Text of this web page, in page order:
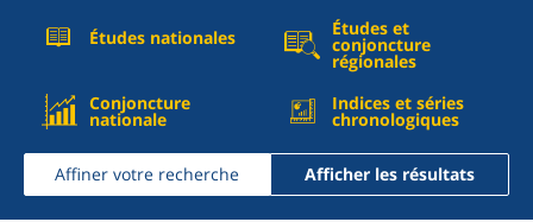
Études nationales Études et
conjoncture
régionales
Conjoncture
nationale
Indices et séries
chronologiques
Affiner votre recherche Afficher les résultats